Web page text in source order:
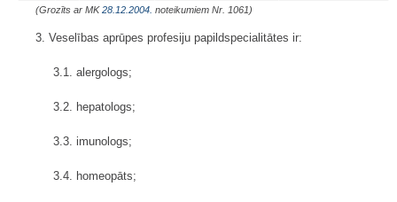
(Grozīts ar MK28.12.2004. noteikumiem Nr. 1061)
3. Veselības aprūpes profesiju papildspecialitātes ir:
3.1. alergologs;
3.2. hepatologs;
3.3. imunologs;
3.4. homeopāts;